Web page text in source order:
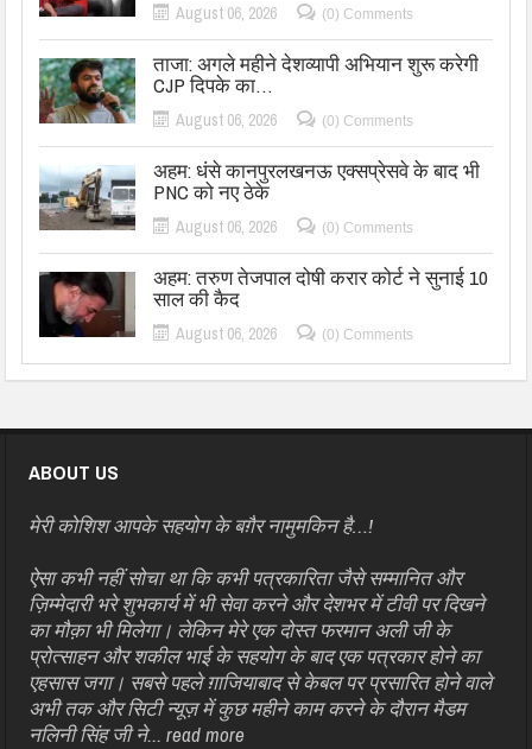
August 06, 2026 (0) Comments
ताजा: अगले महीने देशव्यापी अभियान शुरू करेगी
CJP दिपके का…
August 06, 2026 (0) Comments
अहम: धंसे कानपुरलखनऊ एक्सप्रेसवे के बाद भी
PNC को नए ठेके
August 06, 2026 (0) Comments
अहम: तरुण तेजपाल दोषी करार कोर्ट ने सुनाई 10
साल की कैद
August 06, 2026 (0) Comments
ABOUT US
मेरी कोशिश आपके सहयोग के बग़ैर नामुमकिन है…!
ऐसा कभी नहीं सोचा था कि कभी पत्रकारिता जैसे सम्मानित और
ज़िम्मेदारी भरे शुभकार्य में भी सेवा करने और देशभर में टीवी पर दिखने
का मौक़ा भी मिलेगा। लेकिन मेरे एक दोस्त फरमान अली जी के
प्रोत्साहन और शकील भाई के सहयोग के बाद एक पत्रकार होने का
एहसास जगा। सबसे पहले ग़ाजियाबाद से केबल पर प्रसारित होने वाले
अभी तक और सिटी न्यूज़ में कुछ महीने काम करने के दौरान मैडम
नलिनी सिंह जी ने...read more